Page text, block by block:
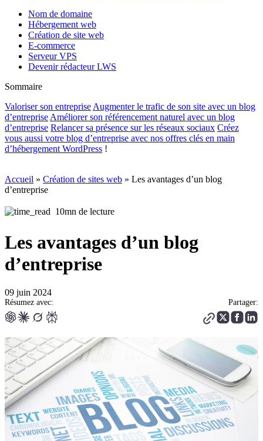
Nom de domaine
Hébergement web
Création de site web
E-commerce
Serveur VPS
Devenir rédacteur LWS
Sommaire
Valoriser son entreprise Augmenter le trafic de son site avec un blog
d’entreprise Améliorer son référencement naturel avec un blog
d’entreprise Relancer sa présence sur les réseaux sociaux Créez
vous aussi votre blog d’entreprise avec nos offres clés en main
d’hébergement WordPress !
Accueil » Création de sites web » Les avantages d’un blog
d’entreprise
10mn de lecture
Les avantages d’un blog
d’entreprise
09 juin 2024
Résumez avec: Partager: